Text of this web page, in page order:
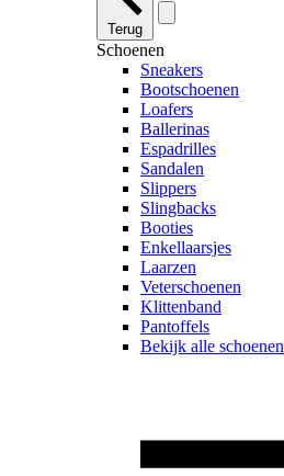
Terug
Schoenen
Sneakers
Bootschoenen
Loafers
Ballerinas
Espadrilles
Sandalen
Slippers
Slingbacks
Booties
Enkellaarsjes
Laarzen
Veterschoenen
Klittenband
Pantoffels
Bekijk alle schoenen